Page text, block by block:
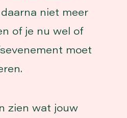
niet meer
of je nu wel of
moet
zien wat jouw